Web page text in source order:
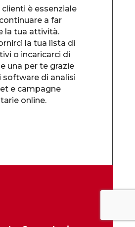
clienti è essenziale
a far
la tua attività.
la tua lista di
o incaricarci di
una per te grazie
software di analisi
e campagne
online.